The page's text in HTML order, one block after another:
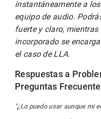
instantáneamente a
equipo de audio.
fuerte y claro,
incorporado se
el caso de LLA.
Respuestas a
Preguntas
"¿Lo puedo usar aunque mi